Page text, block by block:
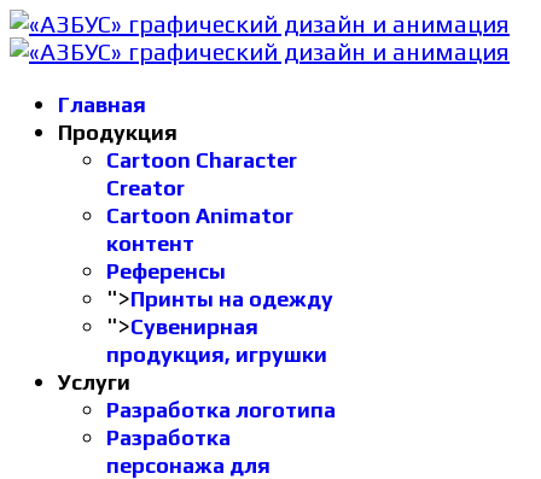
Главная
Продукция
Cartoon Character
Creator
Cartoon Animator
контент
Референсы
">Принты на одежду
">Сувенирная
продукция, игрушки
Услуги
Разработка логотипа
Разработка
персонажа для